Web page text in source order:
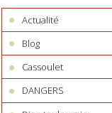
Actualité
Blog
Cassoulet
DANGERS